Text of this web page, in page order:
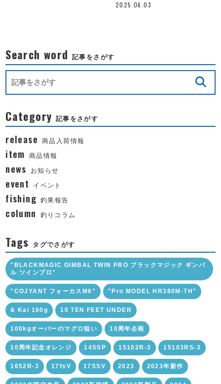
2025.06.03
Search word 記事をさがす
Category 記事をさがす
release 商品入荷情報
item 商品情報
news お知らせ
event イベント
fishing 釣果報告
column 釣りコラム
Tags タグでさがす
"BLACKMAGIC GIMBAL TWIN PRO ブラックマジック ギンバ
ル ツインプロ"
"COJYANT フォーカスM6" "Pro MODEL HR380M-TH"
& Kai 160g 10 TEN FEET UNDER
100kgオーバーのマグロ狙い 10周年企画
10周年記念オレンジ 14SSP 15102R-3 15103RS-3
1652R-3 17fsV 17SSV 2023 2023年新作